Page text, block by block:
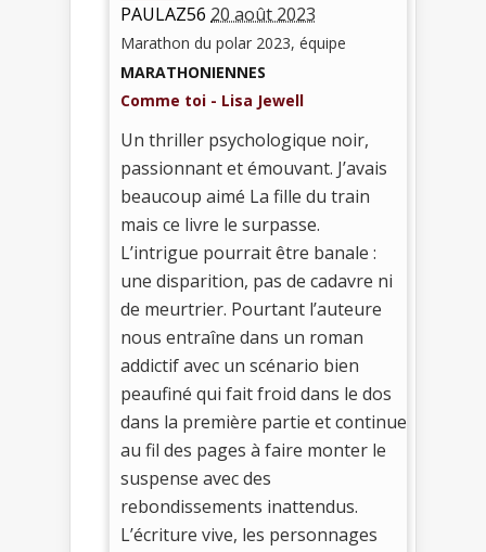
PAULAZ56 20 août 2023
Marathon du polar 2023, équipe
MARATHONIENNES
Comme toi - Lisa Jewell
Un thriller psychologique noir,
passionnant et émouvant. J’avais
beaucoup aimé La fille du train
mais ce livre le surpasse.
L’intrigue pourrait être banale :
une disparition, pas de cadavre ni
de meurtrier. Pourtant l’auteure
nous entraîne dans un roman
addictif avec un scénario bien
peaufiné qui fait froid dans le dos
dans la première partie et continue
au fil des pages à faire monter le
suspense avec des
rebondissements inattendus.
L’écriture vive, les personnages